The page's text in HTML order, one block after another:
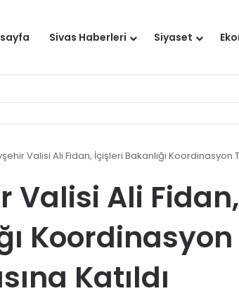
Sivas Haberleri Siyaset
Valisi Ali Fidan, İçişleri Bakanlığı Koordinasyon
Valisi Ali
Koordinasyon
Katıldı